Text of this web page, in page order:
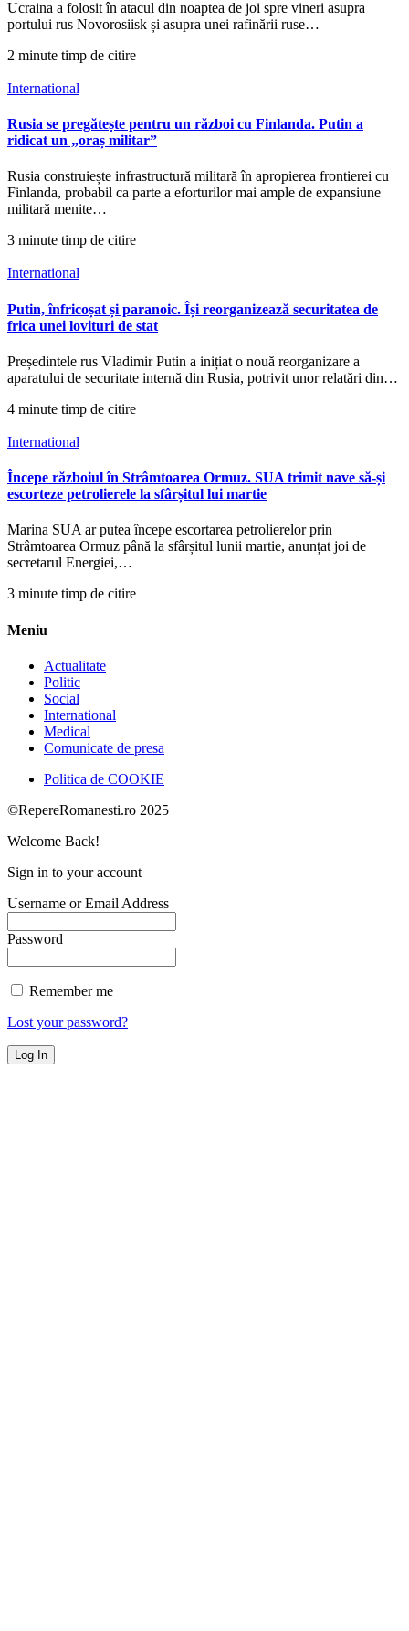
Ucraina a folosit în atacul din noaptea de joi spre vineri asupra
portului rus Novorosiisk și asupra unei rafinării ruse…
2 minute timp de citire
International
Rusia se pregătește pentru un război cu Finlanda. Putin a
ridicat un „oraș militar”
Rusia construiește infrastructură militară în apropierea frontierei cu
Finlanda, probabil ca parte a eforturilor mai ample de expansiune
militară menite…
3 minute timp de citire
International
Putin, înfricoșat și paranoic. Își reorganizează securitatea de
frica unei lovituri de stat
Președintele rus Vladimir Putin a inițiat o nouă reorganizare a
aparatului de securitate internă din Rusia, potrivit unor relatări din…
4 minute timp de citire
International
Începe războiul în Strâmtoarea Ormuz. SUA trimit nave să-și
escorteze petrolierele la sfârșitul lui martie
Marina SUA ar putea începe escortarea petrolierelor prin
Strâmtoarea Ormuz până la sfârșitul lunii martie, anunțat joi de
secretarul Energiei,…
3 minute timp de citire
Meniu
Actualitate
Politic
Social
International
Medical
Comunicate de presa
Politica de COOKIE
©RepereRomanesti.ro 2025
Welcome Back!
Sign in to your account
Username or Email Address
Password
Remember me
Lost your password?